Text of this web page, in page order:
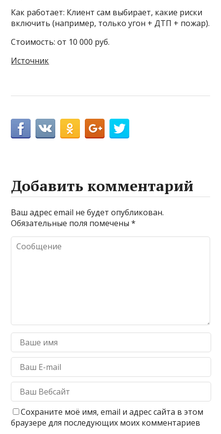
Как работает: Клиент сам выбирает, какие риски
включить (например, только угон + ДТП + пожар).
Стоимость: от 10 000 руб.
Источник
Добавить комментарий
Ваш адрес email не будет опубликован.
Обязательные поля помечены*
Сохраните моё имя, email и адрес сайта в этом
браузере для последующих моих комментариев